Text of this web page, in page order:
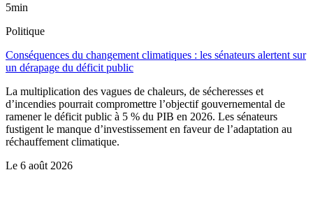
5min
Politique
Conséquences du changement climatiques : les sénateurs alertent sur
un dérapage du déficit public
La multiplication des vagues de chaleurs, de sécheresses et
d’incendies pourrait compromettre l’objectif gouvernemental de
ramener le déficit public à 5 % du PIB en 2026. Les sénateurs
fustigent le manque d’investissement en faveur de l’adaptation au
réchauffement climatique.
Le 6 août 2026